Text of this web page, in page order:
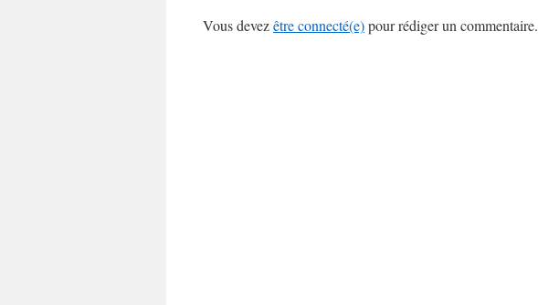
Vous devezêtre connecté(e)pour rédiger un commentaire.